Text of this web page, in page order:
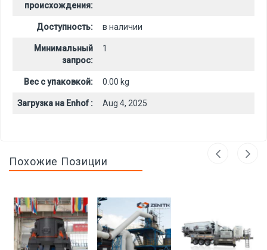
происхождения:
Доступность: в наличии
Минимальный
запрос:
1
Вес с упаковкой: 0.00 kg
Загрузка на Enhof : Aug 4, 2025
Похожие Позиции